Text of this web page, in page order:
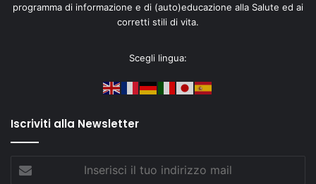
programma di informazione e di (auto)educazione alla Salute ed ai
corretti stili di vita.
Scegli lingua:
Iscriviti alla Newsletter